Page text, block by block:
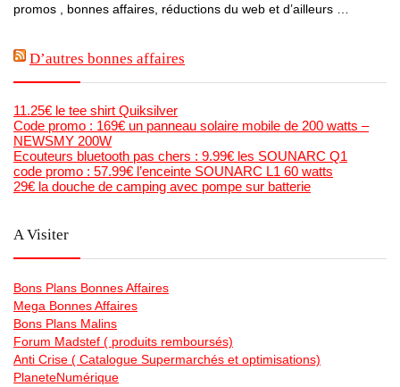
promos , bonnes affaires, réductions du web et d’ailleurs …
D’autres bonnes affaires
11.25€ le tee shirt Quiksilver
Code promo : 169€ un panneau solaire mobile de 200 watts –
NEWSMY 200W
Ecouteurs bluetooth pas chers : 9.99€ les SOUNARC Q1
code promo : 57.99€ l’enceinte SOUNARC L1 60 watts
29€ la douche de camping avec pompe sur batterie
A Visiter
Bons Plans Bonnes Affaires
Mega Bonnes Affaires
Bons Plans Malins
Forum Madstef ( produits remboursés)
Anti Crise ( Catalogue Supermarchés et optimisations)
PlaneteNumérique